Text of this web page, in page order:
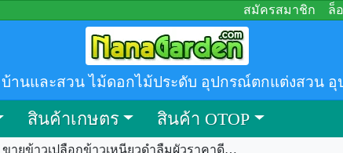
สมัครสมาชิก ล็
านและสวน ไม้ดอกไม้ประดับ อุปกรณ์ตกแต่งสวน อุ
สินค้าเกษตร สินค้า OTOP
ขายข้าวเปลือกข้าวเหนียวดำลืมผัวราคาดี รหัส.249349